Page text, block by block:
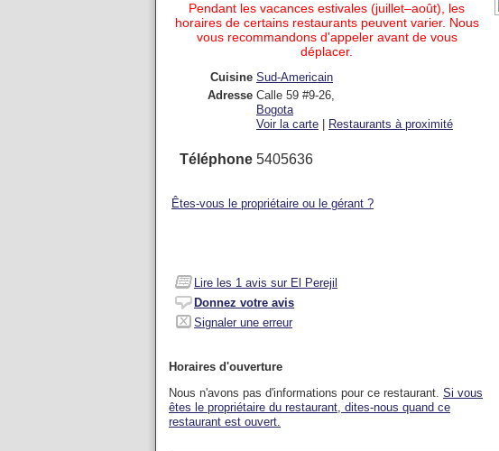
Pendant les vacances estivales (juillet–août), les
horaires de certains restaurants peuvent varier. Nous
vous recommandons d'appeler avant de vous
déplacer.
Cuisine Sud-Americain
Adresse Calle 59 #9-26,
Bogota
Voir la carte
Restaurants à proximité
Téléphone 5405636
Êtes-vous le propriétaire ou le gérant ?
Lire les 1 avis sur El Perejil
Donnez votre avis
Signaler une erreur
Horaires d'ouverture
Nous n'avons pas d'informations pour ce restaurant. Si vous
êtes le propriétaire du restaurant, dites-nous quand ce
restaurant est ouvert.